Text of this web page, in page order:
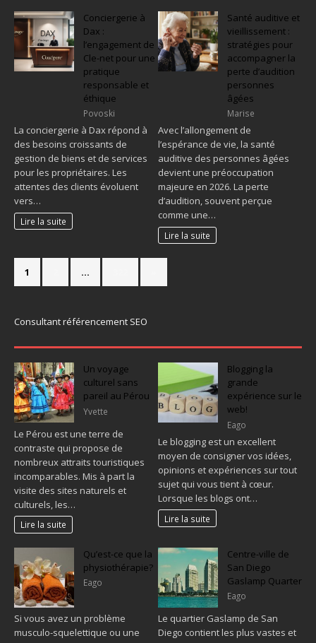
Conciergerie à
Dax :
l’engagement de
Cle-net pour une
pratique
responsable et
éthique
Povoski
La conciergerie à Dax répond à
des besoins croissants de
gestion de biens et de services
pour les propriétaires. Les
attentes des clients évoluent
vers…
Lire la suite
Santé auditive et
vieillissement :
stratégies pour
accompagner la
perte d’audition
personnes
âgées
Marise
Avec l’allongement de
l’espérance de vie, la santé
auditive des personnes âgées
devient une préoccupation
majeure en 2026. La perte
d’audition, souvent perçue
comme une…
Lire la suite
1 …
Consultant référencement SEO
Un voyage
culturel sans
pareil au Pérou
Yvette
Le Pérou est une terre de
contraste qui propose de
nombreux attraits touristiques
incomparables. Mis à part la
visite des sites naturels et
culturels, les…
Lire la suite
Blogging la
grande
expérience sur le
web!
Eago
Le blogging est un excellent
moyen de consigner vos idées,
opinions et expériences sur tout
sujet qui vous tient à cœur.
Lorsque les blogs ont…
Lire la suite
Qu’est-ce que la
physiothérapie?
Eago
Si vous avez un problème
musculo-squelettique ou une
Centre-ville de
San Diego
Gaslamp Quarter
Eago
Le quartier Gaslamp de San
Diego contient les plus vastes et